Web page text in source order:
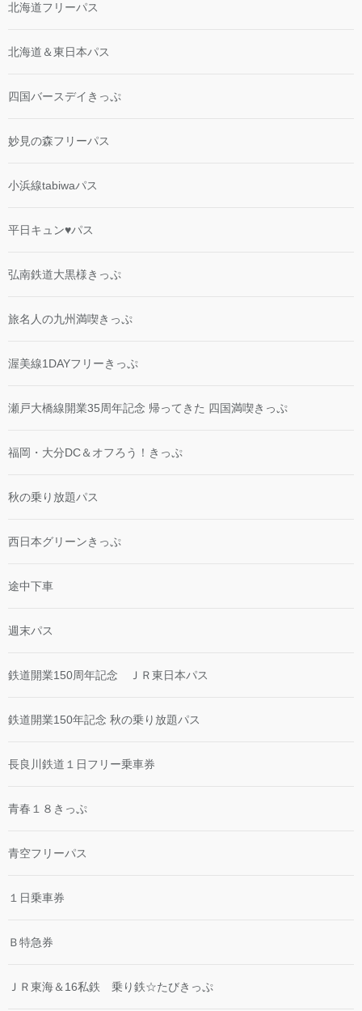
北海道フリーパス
北海道＆東日本パス
四国バースデイきっぷ
妙見の森フリーパス
小浜線tabiwaパス
平日キュン♥パス
弘南鉄道大黒様きっぷ
旅名人の九州満喫きっぷ
渥美線1DAYフリーきっぷ
瀬戸大橋線開業35周年記念 帰ってきた 四国満喫きっぷ
福岡・大分DC＆オフろう！きっぷ
秋の乗り放題パス
西日本グリーンきっぷ
途中下車
週末パス
鉄道開業150周年記念 ＪＲ東日本パス
鉄道開業150年記念 秋の乗り放題パス
長良川鉄道１日フリー乗車券
青春１８きっぷ
青空フリーパス
１日乗車券
Ｂ特急券
ＪＲ東海＆16私鉄 乗り鉄☆たびきっぷ